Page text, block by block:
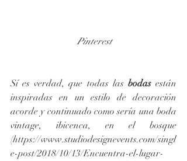
Pinterest
Sí es verdad, que todas las bodas están
inspiradas en un estilo de decoración
acorde y continuado como sería una boda
vintage, ibicenca, en el bosque
(https://www.studiodesignevents.com/singl
e-post/2018/10/13/Encuentra-el-lugar-